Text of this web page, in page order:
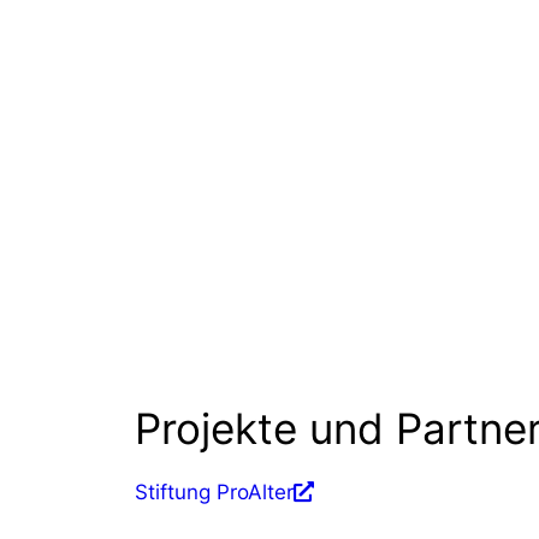
Projekte und
Stiftung ProAlter